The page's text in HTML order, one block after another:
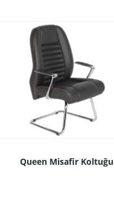
Queen Misafir Koltuğu